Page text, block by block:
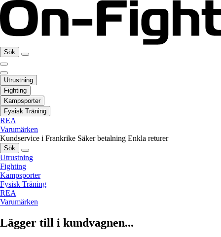
Sök
Utrustning
Fighting
Kampsporter
Fysisk Träning
REA
Varumärken
Kundservice i Frankrike Säker betalning Enkla returer
Sök
Utrustning
Fighting
Kampsporter
Fysisk Träning
REA
Varumärken
Lägger till i kundvagnen...